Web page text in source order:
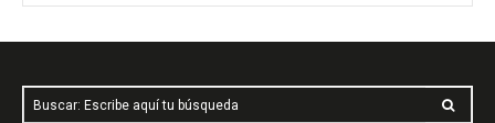
Buscar: Escribe aquí tu búsqueda